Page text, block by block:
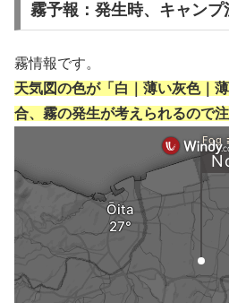
霧予報：発生時、キャンプ
霧情報です。
天気図の色が「白｜薄い灰色｜
合、霧の発生が考えられるので注